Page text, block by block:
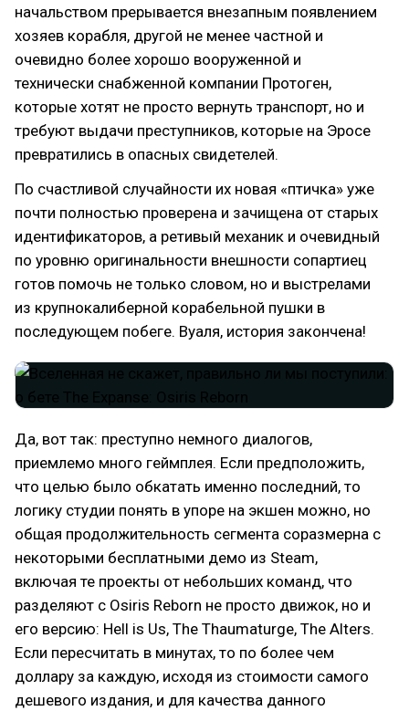
начальством прерывается внезапным появлением
хозяев корабля, другой не менее частной и
очевидно более хорошо вооруженной и
технически снабженной компании Протоген,
которые хотят не просто вернуть транспорт, но и
требуют выдачи преступников, которые на Эросе
превратились в опасных свидетелей.
По счастливой случайности их новая «птичка» уже
почти полностью проверена и зачищена от старых
идентификаторов, а ретивый механик и очевидный
по уровню оригинальности внешности сопартиец
готов помочь не только словом, но и выстрелами
из крупнокалиберной корабельной пушки в
последующем побеге. Вуаля, история закончена!
Да, вот так: преступно немного диалогов,
приемлемо много геймплея. Если предположить,
что целью было обкатать именно последний, то
логику студии понять в упоре на экшен можно, но
общая продолжительность сегмента соразмерна с
некоторыми бесплатными демо из Steam,
включая те проекты от небольших команд, что
разделяют с Osiris Reborn не просто движок, но и
его версию: Hell is Us, The Thaumaturge, The Alters.
Если пересчитать в минутах, то по более чем
доллару за каждую, исходя из стоимости самого
дешевого издания, и для качества данного